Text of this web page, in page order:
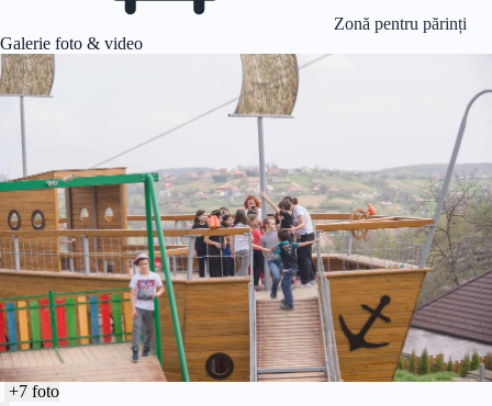
Zonă pentru părinți
Galerie foto & video
+7 foto